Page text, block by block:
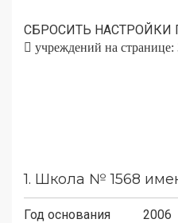
СБРОСИТЬ НАСТРОЙКИ
учреждений на странице:
1. Школа № 1568
Год основания
2006